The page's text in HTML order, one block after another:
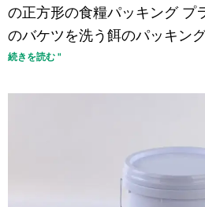
の正方形の食糧パッキング プ
のバケツを洗う餌のパッキン
続きを読む "